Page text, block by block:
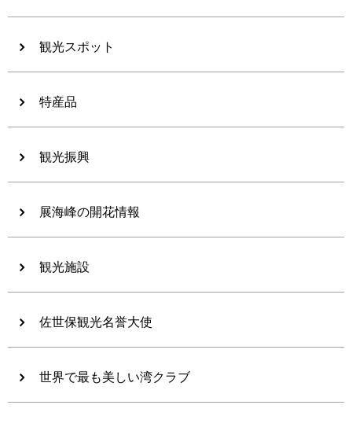
観光スポット
特産品
観光振興
展海峰の開花情報
観光施設
佐世保観光名誉大使
世界で最も美しい湾クラブ